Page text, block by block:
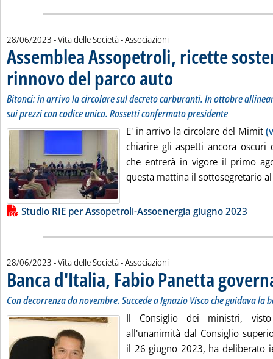
28/06/2023 - Vita delle Società - Associazioni
Assemblea Assopetroli, ricette
rinnovo del parco auto
Bitonci: in arrivo la circolare sul decreto carburanti. In ottobre
sui prezzi con codice unico. Rossetti confermato presidente
E' in arrivo la circolare del Mimit
chiarire gli aspetti ancora oscuri
che entrerà in vigore il primo
questa mattina il sottosegretario
Lista allegati PDF alla notizia
Studio RIE per Assopetroli-Assoenergia giugno 2023
28/06/2023 - Vita delle Società - Associazioni
Banca d'Italia, Fabio Panetta
Con decorrenza da novembre. Succede a Ignazio Visco che guidava la
Il Consiglio dei ministri,
all'unanimità dal Consiglio
il 26 giugno 2023, ha deliberato